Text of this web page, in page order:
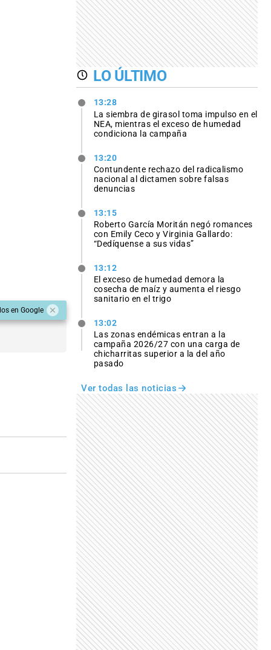
en Google
LO ÚLTIMO
13:28
La siembra de girasol toma impulso en el
NEA, mientras el exceso de humedad
condiciona la campaña
13:20
Contundente rechazo del radicalismo
nacional al dictamen sobre falsas
denuncias
13:15
Roberto García Moritán negó romances
con Emily Ceco y Virginia Gallardo:
“Dedíquense a sus vidas”
13:12
El exceso de humedad demora la
cosecha de maíz y aumenta el riesgo
sanitario en el trigo
13:02
Las zonas endémicas entran a la
campaña 2026/27 con una carga de
chicharritas superior a la del año
pasado
Ver todas las noticias